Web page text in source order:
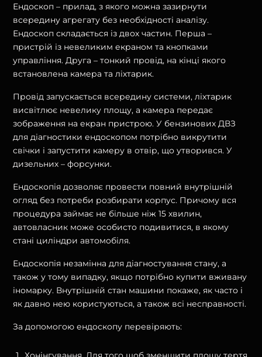
Ендоскоп – прилад, з якого можна зазирнути
всередину агрегату без необхідності аналізу.
Ендоскоп складається із двох частин. Перша –
пристрій із невеликим екраном та кнопками
управління. Друга – тонкий провід, на кінці якого
встановлена ​​камера та ліхтарик.
Провід запускається всередину системи, ліхтарик
висвітлює невелику площу, а камера передає
зображення на екран пристрою. У бензинових ДВЗ
для діагностики ендоскопом потрібно викрутити
свічки і запустити камеру в отвір, що утворився. У
дизельних – форсунки.
Ендоскопія дозволяє провести повний внутрішній
огляд без потреби розбирати корпус. Причому вся
процедура займає не більше ніж 15 хвилин,
автовласник може особисто подивитися, в якому
стані циліндри автомобіля.
Ендоскопія незамінна для діагностування стану, а
також у тому випадку, якщо потрібно купити вживану
іномарку. Внутрішній стан машини покаже, як часто і
як давно нею користуються, а також всі несправності.
За допомогою ендоскопу перевіряють: